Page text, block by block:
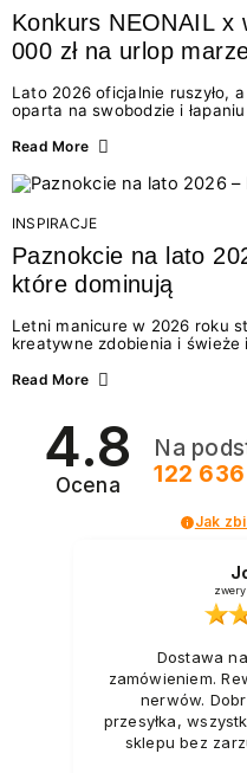
Konkurs NEONAIL x
000 zł na urlop
Lato 2026 oficjalnie ruszyło,
oparta na swobodzie i
doświadczenia wakacji – od
Motywem przewodnim jest
letnich momentów. Z tej
wyjątkowego: wielki konkurs
najgorętszych trendów w...
Read More
INSPIRACJE
Paznokcie na lato
które dominują
Letni manicure w 2026 roku
kreatywne zdobienia i
zarówno energetycznych
2026? Znajdź inspirację dla
Read More
4.8
Ocena
Na
122 636
Jak
Dostawa
zamówieniem.
nerwów.
przesyłka,
sklepu bez